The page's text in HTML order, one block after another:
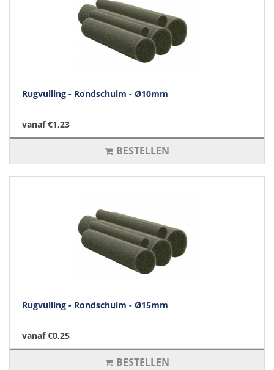
Rugvulling - Rondschuim - Ø10mm
vanaf €1,23
BESTELLEN
Rugvulling - Rondschuim - Ø15mm
vanaf €0,25
BESTELLEN